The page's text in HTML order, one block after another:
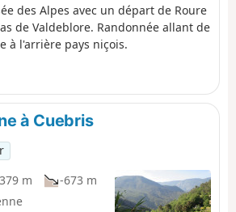
des Alpes avec un départ de Roure
de Valdeblore. Randonnée allant de
à l'arrière pays niçois.
à Cuebris
m
-673 m